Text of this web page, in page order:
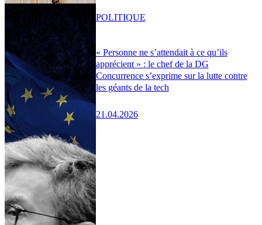
« Personne ne s’attendait à ce qu’ils
apprécient » : le chef de la DG
Concurrence s’exprime sur la lutte contre
les géants de la tech
21.04.2026
POLITIQUE